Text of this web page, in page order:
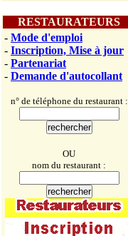
RESTAURATEURS
- Mode d'emploi
- Inscription, Mise à jour
- Partenariat
- Demande d'autocollant
n° de téléphone du restaurant :
OU
nom du restaurant :